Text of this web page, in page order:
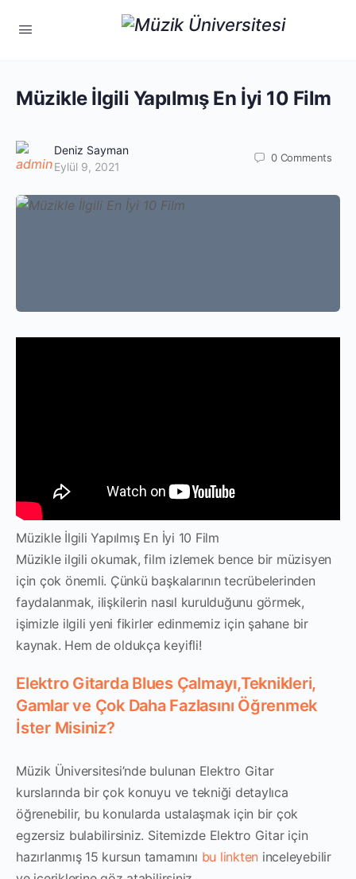
Müzikle İlgili Yapılmış En İyi 10 Film
Deniz Sayman
Eylül 9, 2021
0 Comments
Müzikle İlgili Yapılmış En İyi 10 Film
Müzikle ilgili okumak, film izlemek bence bir müzisyen
için çok önemli. Çünkü başkalarının tecrübelerinden
faydalanmak, ilişkilerin nasıl kurulduğunu görmek,
işimizle ilgili yeni fikirler edinmemiz için şahane bir
kaynak. Hem de oldukça keyifli!
Elektro Gitarda Blues Çalmayı,Teknikleri,
Gamlar ve Çok Daha Fazlasını Öğrenmek
İster Misiniz?
Müzik Üniversitesi’nde bulunan Elektro Gitar
kurslarında bir çok konuyu ve tekniği detaylıca
öğrenebilir, bu konularda ustalaşmak için bir çok
egzersiz bulabilirsiniz. Sitemizde Elektro Gitar için
hazırlanmış 15 kursun tamamını bu linkten inceleyebilir